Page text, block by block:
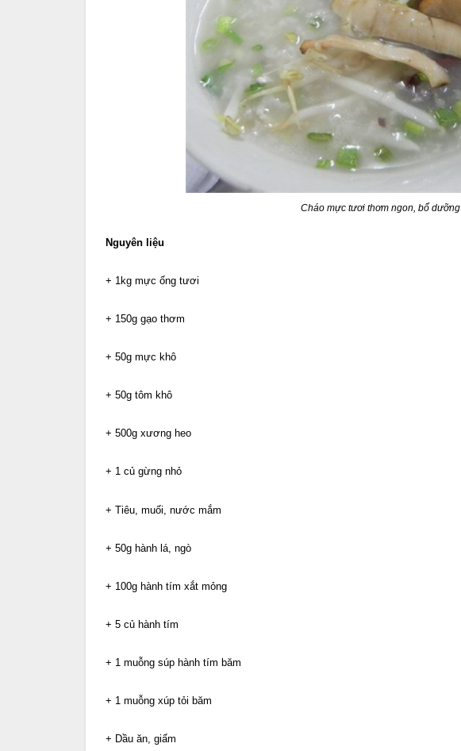
Cháo mực tươi thơm ngon, bổ dưỡng
Nguyên liệu
+ 1kg mực ống tươi
+ 150g gạo thơm
+ 50g mực khô
+ 50g tôm khô
+ 500g xương heo
+ 1 củ gừng nhỏ
+ Tiêu, muối, nước mắm
+ 50g hành lá, ngò
+ 100g hành tím xắt mỏng
+ 5 củ hành tím
+ 1 muỗng súp hành tím băm
+ 1 muỗng xúp tỏi băm
+ Dầu ăn, giấm